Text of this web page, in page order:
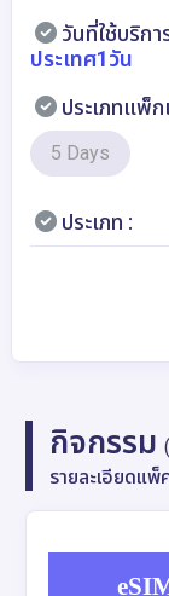
วันที่ใช้บริกา
ประเทศ1วัน
ประเภทแพ็ก
5 Days
ประเภท :
กิจกรรม
รายละเอียดแพ็